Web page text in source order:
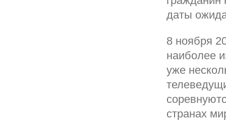
даты
8 ноября
наиболее
уже
странах